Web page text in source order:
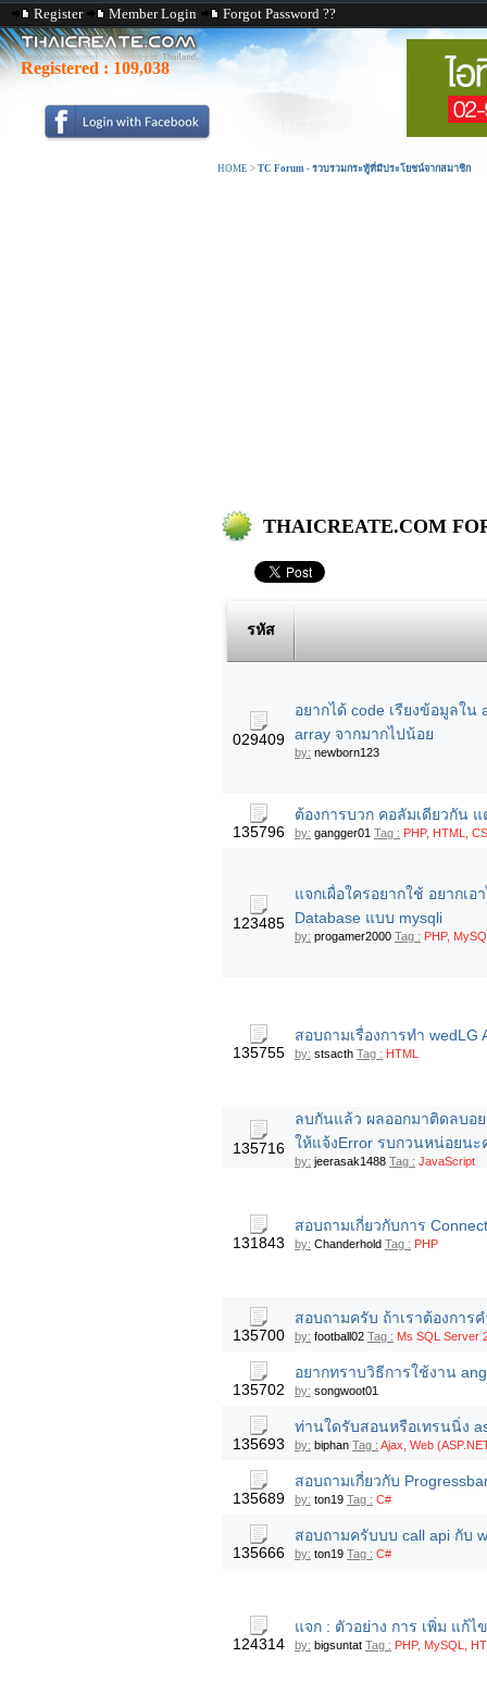
Register Member Login Forgot Password ??
Registered : 109,038
HOME > TC Forum - รวบรวมกระทู้ที่มีประโยชน์จากสมาชิก
THAICREATE.COM
รหัส
029409
อยากได้ code เรียงข้อมูลใน
array จากมากไปน้อย
by: newborn123
135796
ต้องการบวก คอลัมเดียวกัน
by: gangger01 Tag : PHP, HTML,
123485
แจกเผื่อใครอยากใช้ อยากเ
Database แบบ mysqli
by: progamer2000 Tag : PHP,
135755
สอบถามเรื่องการทำ wedLG
by: stsacth Tag : HTML
135716
ลบกันแล้ว ผลออกมาติดลบอย
ให้แจ้งError รบกวนหน่อยน
by: jeerasak1488 Tag : JavaScript
131843
สอบถามเกี่ยวกับการ
by: Chanderhold Tag : PHP
135700
สอบถามครับ ถ้าเราต้องกา
by: football02 Tag : Ms SQL Server
135702
อยากทราบวิธีการใช้งาน
by: songwoot01
135693
ท่านใดรับสอนหรือเทรนนิ่ง
by: biphan Tag : Ajax, Web
135689
สอบถามเกี่ยวกับ
by: ton19 Tag : C#
135666
สอบถามครับบบ call api กับ
by: ton19 Tag : C#
124314
แจก : ตัวอย่าง การ เพิ่ม แก้
by: bigsuntat Tag : PHP, MySQL,